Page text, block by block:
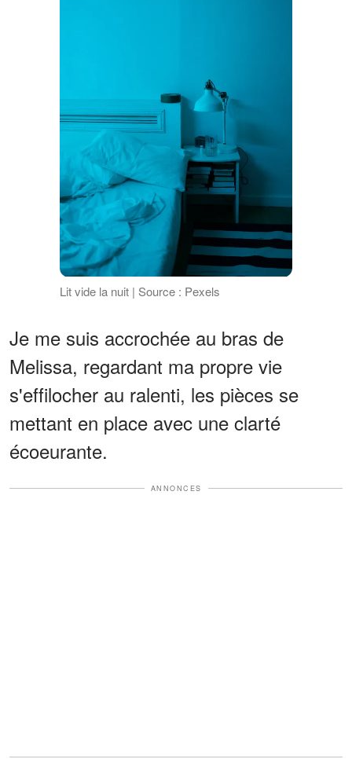
Lit vide la nuit | Source : Pexels
Je me suis accrochée au bras de
Melissa, regardant ma propre vie
s'effilocher au ralenti, les pièces se
mettant en place avec une clarté
écoeurante.
ANNONCES